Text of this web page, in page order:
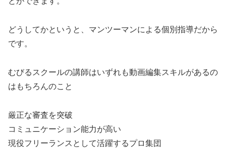
どうしてかというと、マンツーマンによる個別指導だから
です。
むびるスクールの講師はいずれも動画編集スキルがあるの
はもちろんのこと
厳正な審査を突破
コミュニケーション能力が高い
現役フリーランスとして活躍するプロ集団